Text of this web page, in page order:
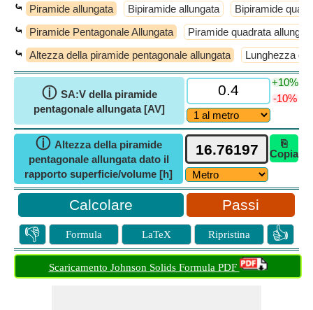
⤿ Piramide allungata Bipiramide allungata Bipiramide
⤿ Piramide Pentagonale Allungata Piramide quadrata
⤿ Altezza della piramide pentagonale allungata Lunghezza
ⓘ SA:V della piramide
pentagonale allungata [AV]
+10%
-10%
ⓘ Altezza della piramide
pentagonale allungata dato il
rapporto superficie/volume [h]
⎘
Copia
Passi
👎 Formula LaTeX Ripristina 👍
Scaricamento Johnson Solids Formula PDF